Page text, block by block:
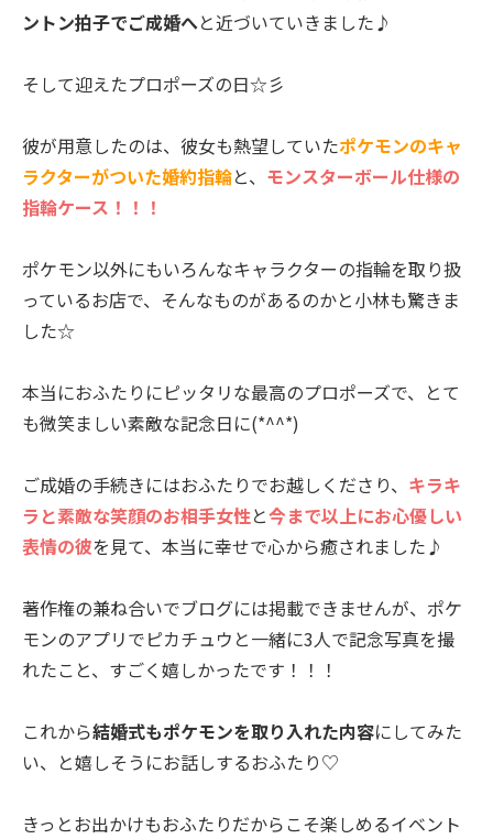
ントン拍子でご成婚へと近づいていきました♪
そして迎えたプロポーズの日☆彡
彼が用意したのは、彼女も熱望していたポケモンのキャ
ラクターがついた婚約指輪と、 モンスターボール仕様の
指輪ケース！！！
ポケモン以外にもいろんなキャラクターの指輪を取り扱
っているお店で、そんなものがあるのかと小林も驚きま
した☆
本当におふたりにピッタリな最高のプロポーズで、とて
も微笑ましい素敵な記念日に(*^^*)
ご成婚の手続きにはおふたりでお越しくださり、 キラキ
ラと素敵な笑顔のお相手女性と今まで以上にお心優しい
表情の彼を見て、本当に幸せで心から癒されました♪
著作権の兼ね合いでブログには掲載できませんが、ポケ
モンのアプリでピカチュウと一緒に3人で記念写真を撮
れたこと、すごく嬉しかったです！！！
これから結婚式もポケモンを取り入れた内容にしてみた
い、と嬉しそうにお話しするおふたり♡
きっとお出かけもおふたりだからこそ楽しめるイベント